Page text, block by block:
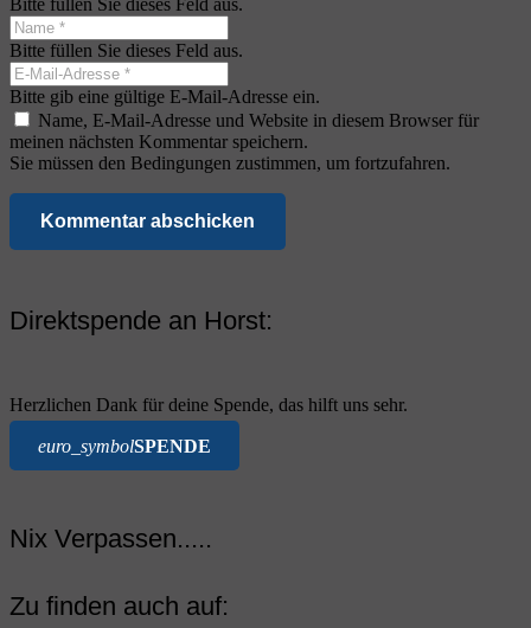
Bitte füllen Sie dieses Feld aus.
Bitte gib eine gültige E-Mail-Adresse ein.
Name, E-Mail-Adresse und Website in diesem Browser für
meinen nächsten Kommentar speichern.
Sie müssen den Bedingungen zustimmen, um fortzufahren.
Kommentar abschicken
Direktspende an Horst:
Herzlichen Dank für deine Spende, das hilft uns sehr.
euro_symbolSPENDE
Nix Verpassen.....
Zu finden auch auf: